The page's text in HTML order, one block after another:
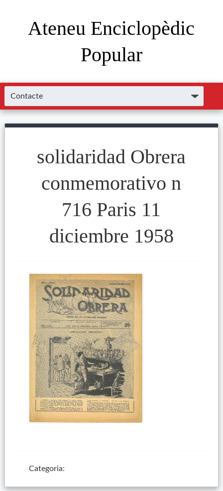
Ateneu Enciclopèdic
Popular
solidaridad Obrera
conmemorativo n
716 Paris 11
diciembre 1958
Categoria: